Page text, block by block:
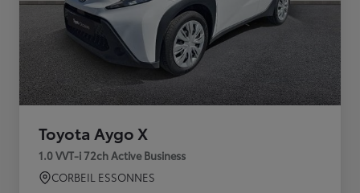
Toyota Aygo X
1.0 VVT-i 72ch Active Business
CORBEIL ESSONNES